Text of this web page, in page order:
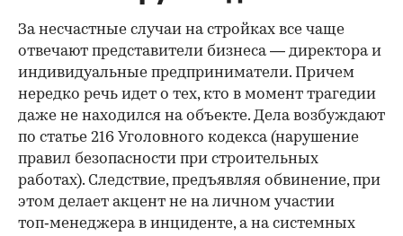
За несчастные случаи на стройках все чаще
отвечают представители бизнеса — директора и
индивидуальные предприниматели. Причем
нередко речь идет о тех, кто в момент трагедии
даже не находился на объекте. Дела возбуждают
по статье 216 Уголовного кодекса (нарушение
правил безопасности при строительных
работах). Следствие, предъявляя обвинение, при
этом делает акцент не на личном участии
топ‑менеджера в инциденте, а на системных